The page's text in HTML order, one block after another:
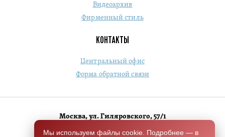
Видеоархив
Фирменный стиль
КОНТАКТЫ
Центральный офис
Форма обратной связи
Москва, ул. Гиляровского, 57/1
+7 (495) 684-1803
Мы используем файлы cookie. Подробнее — в